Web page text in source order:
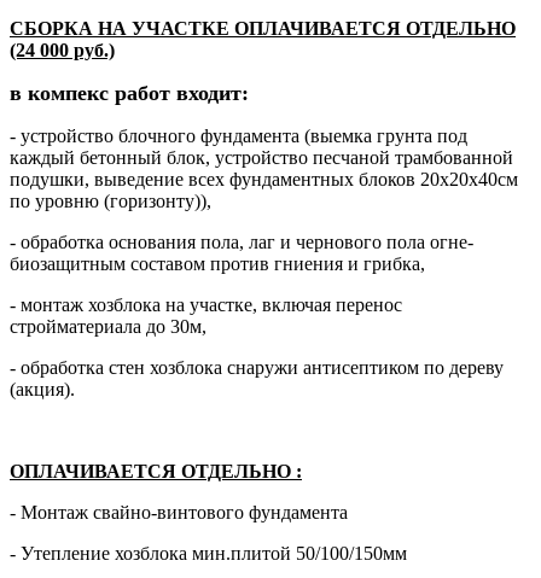
СБОРКА НА УЧАСТКЕ ОПЛАЧИВАЕТСЯ ОТДЕЛЬНО
(24 000 руб.)
в компекс работ входит:
- устройство блочного фундамента (выемка грунта под
каждый бетонный блок, устройство песчаной трамбованной
подушки, выведение всех фундаментных блоков 20х20х40см
по уровню (горизонту)),
- обработка основания пола, лаг и чернового пола огне-
биозащитным составом против гниения и грибка,
- монтаж хозблока на участке, включая перенос
стройматериала до 30м,
- обработка стен хозблока снаружи антисептиком по дереву
(акция).
ОПЛАЧИВАЕТСЯ ОТДЕЛЬНО :
- Монтаж свайно-винтового фундамента
- Утепление хозблока мин.плитой 50/100/150мм